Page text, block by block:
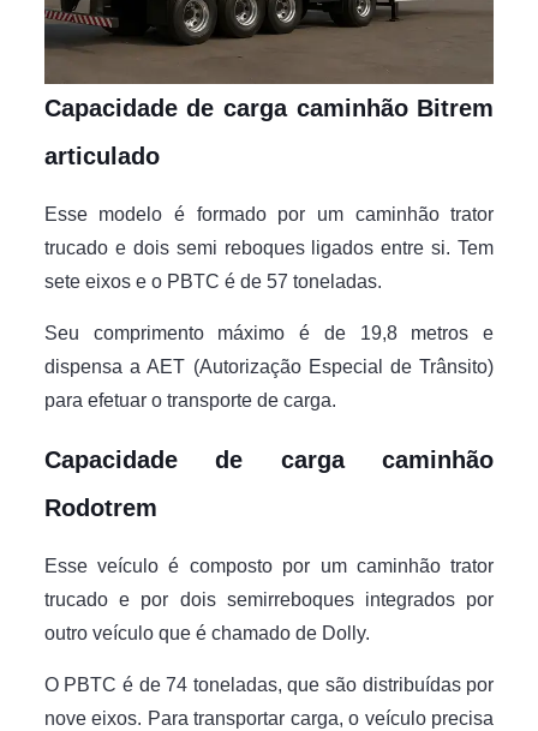
Capacidade de carga caminhão Bitrem
articulado
Esse modelo é formado por um caminhão trator
trucado e dois semi reboques ligados entre si. Tem
sete eixos e o PBTC é de 57 toneladas.
Seu comprimento máximo é de 19,8 metros e
dispensa a AET (Autorização Especial de Trânsito)
para efetuar o transporte de carga.
Capacidade de carga caminhão
Rodotrem
Esse veículo é composto por um caminhão trator
trucado e por dois semirreboques integrados por
outro veículo que é chamado de Dolly.
O PBTC é de 74 toneladas, que são distribuídas por
nove eixos. Para transportar carga, o veículo precisa